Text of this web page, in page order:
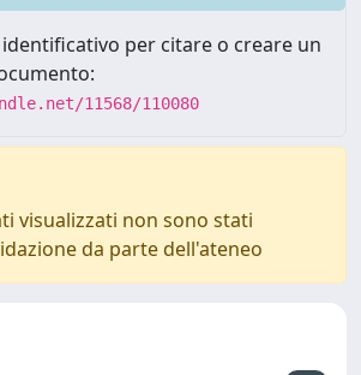
per citare o creare un
11568/110080
visualizzati non sono stati
da parte dell'ateneo